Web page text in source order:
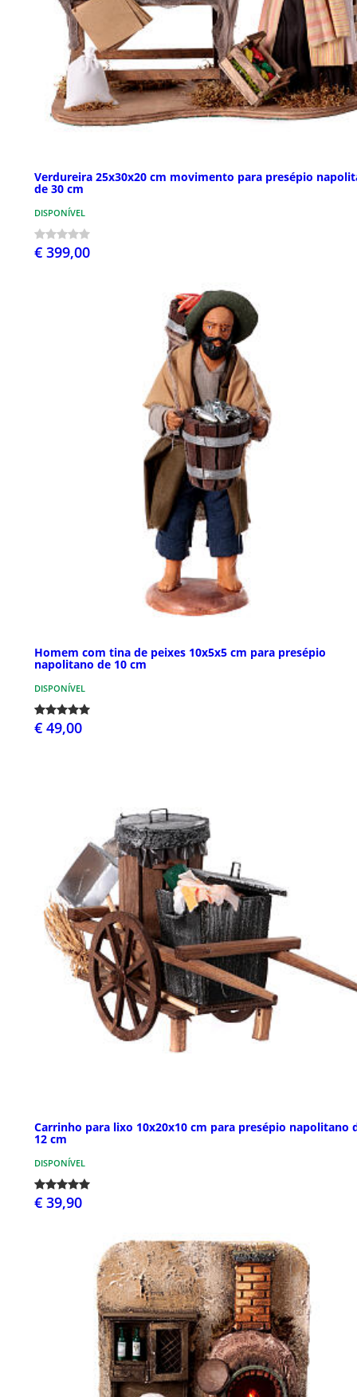
Verdureira 25x30x20 cm movimento para presépio
de 30 cm
DISPONÍVEL
€ 399,00
Homem com tina de peixes 10x5x5 cm para presépio
napolitano de 10 cm
DISPONÍVEL
€ 49,00
Carrinho para lixo 10x20x10 cm para presépio napolitano
12 cm
DISPONÍVEL
€ 39,90